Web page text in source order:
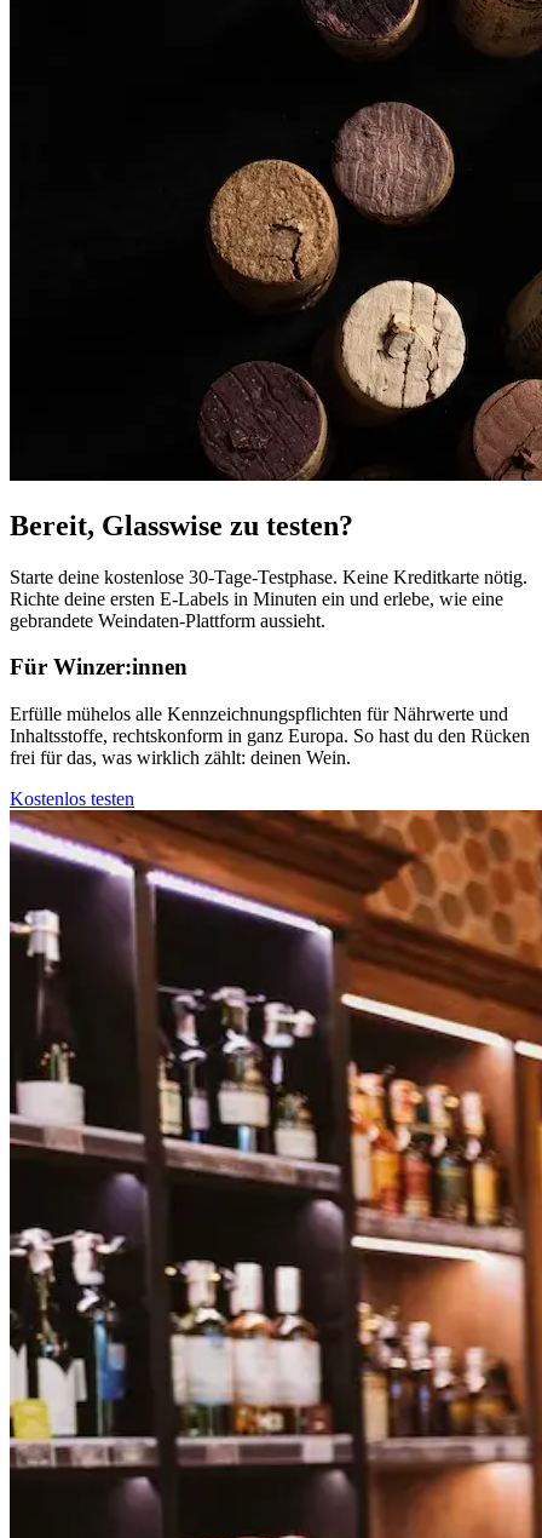
Bereit, Glasswise zu testen?
Starte deine kostenlose 30-Tage-Testphase. Keine Kreditkarte nötig.
Richte deine ersten E-Labels in Minuten ein und erlebe, wie eine
gebrandete Weindaten-Plattform aussieht.
Für Winzer:innen
Erfülle mühelos alle Kennzeichnungspflichten für Nährwerte und
Inhaltsstoffe, rechtskonform in ganz Europa. So hast du den Rücken
frei für das, was wirklich zählt: deinen Wein.
Kostenlos testen